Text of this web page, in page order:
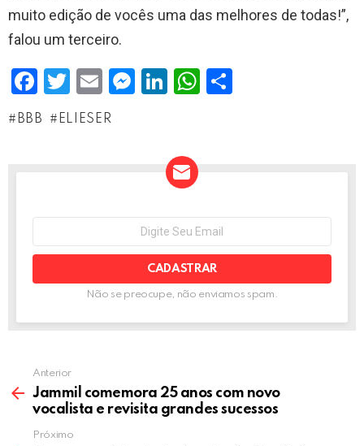
muito edição de vocês uma das melhores de todas!”,
falou um terceiro.
F
a
ce
o
k
T
wi
tt
E
m
ail
M
er
Li
dI
n
W
p
p
BBB ELIESER
NEWSLETTER
mail:
Não se preocupe, não enviamos spam.
Anterior
Jammil comemora 25 anos com novo
vocalista e revisita grandes sucessos
Próximo